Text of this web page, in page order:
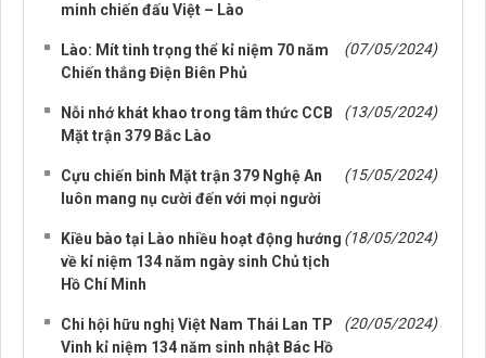
minh chiến đấu Việt – Lào
Lào: Mít tinh trọng thể kỉ niệm 70 năm
Chiến thắng Điện Biên Phủ
(07/05/2024)
Nỗi nhớ khát khao trong tâm thức CCB
Mặt trận 379 Bắc Lào
(13/05/2024)
Cựu chiến binh Mặt trận 379 Nghệ An
luôn mang nụ cười đến với mọi người
(15/05/2024)
Kiều bào tại Lào nhiều hoạt động hướng
về kỉ niệm 134 năm ngày sinh Chủ tịch
Hồ Chí Minh
(18/05/2024)
Chi hội hữu nghị Việt Nam Thái Lan TP
Vinh kỉ niệm 134 năm sinh nhật Bác Hồ
(20/05/2024)